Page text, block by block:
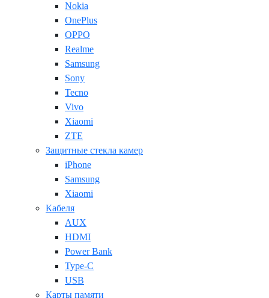
Nokia
OnePlus
OPPO
Realme
Samsung
Sony
Tecno
Vivo
Xiaomi
ZTE
Защитные стекла камер
iPhone
Samsung
Xiaomi
Кабеля
AUX
HDMI
Power Bank
Type-C
USB
Карты памяти